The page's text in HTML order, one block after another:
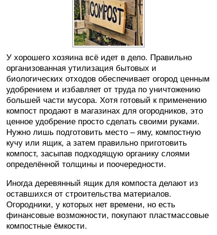
У хорошего хозяина всё идет в дело. Правильно
организованная утилизация бытовых и
биологических отходов обеспечивает огород ценным
удобрением и избавляет от труда по уничтожению
большей части мусора. Хотя готовый к применению
компост продают в магазинах для огородников, это
ценное удобрение просто сделать своими руками.
Нужно лишь подготовить место – яму, компостную
кучу или ящик, а затем правильно приготовить
компост, засыпав подходящую органику слоями
определённой толщины и поочередности.
Иногда деревянный ящик для компоста делают из
оставшихся от строительства материалов.
Огородники, у которых нет времени, но есть
финансовые возможности, покупают пластмассовые
компостные ёмкости.